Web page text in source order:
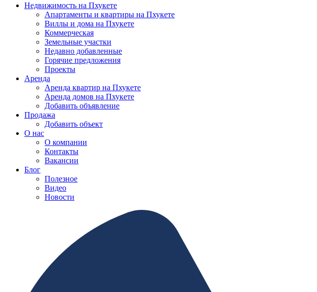
Недвижимость на Пхукете
Апартаменты и квартиры на Пхукете
Виллы и дома на Пхукете
Коммерческая
Земельные участки
Недавно добавленные
Горячие предложения
Проекты
Аренда
Аренда квартир на Пхукете
Аренда домов на Пхукете
Добавить объявление
Продажа
Добавить объект
О нас
О компании
Контакты
Вакансии
Блог
Полезное
Видео
Новости